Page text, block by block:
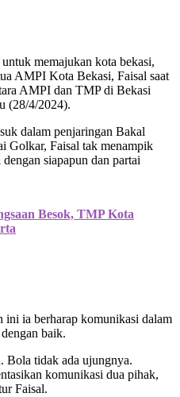
untuk memajukan kota bekasi,
AMPI Kota Bekasi, Faisal saat
AMPI dan TMP di Bekasi
(28/4/2024).
dalam penjaringan Bakal
Golkar, Faisal tak menampik
siapapun dan partai
Besok, TMP Kota
ini ia berharap komunikasi dalam
baik.
Bola tidak ada ujungnya.
komunikasi dua pihak,
Faisal.